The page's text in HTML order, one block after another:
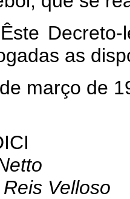
as
de
Velloso